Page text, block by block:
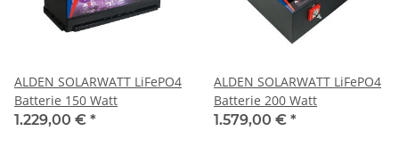
ALDEN SOLARWATT LiFePO4
Batterie 150 Watt
1.229,00 € *
ALDEN SOLARWATT LiFePO4
Batterie 200 Watt
1.579,00 € *